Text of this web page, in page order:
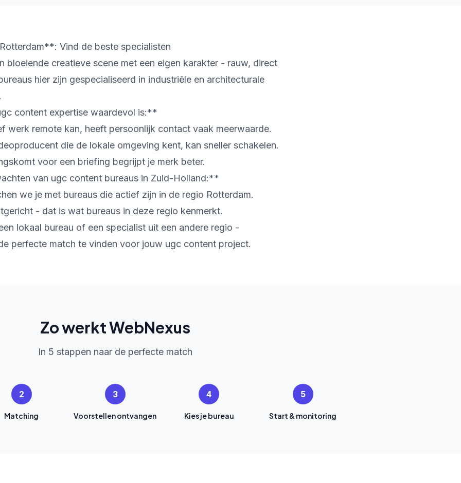
Vind de beste specialisten
bloeiende creatieve scene met een eigen karakter - rauw, direct
hier zijn gespecialiseerd in industriële en architecturale
content expertise waardevol is:**
werk remote kan, heeft persoonlijk contact vaak meerwaarde.
die de lokale omgeving kent, kan sneller schakelen.
voor een briefing begrijpt je merk beter.
van ugc content bureaus in Zuid-Holland:**
we je met bureaus die actief zijn in de regio Rotterdam.
- dat is wat bureaus in deze regio kenmerkt.
lokaal bureau of een specialist uit een andere regio -
perfecte match te vinden voor jouw ugc content project.
Zo werkt WebNexus
In 5 stappen naar de perfecte match
2
Matching
3
Voorstellen ontvangen
4
Kies je bureau
5
Start & monitoring